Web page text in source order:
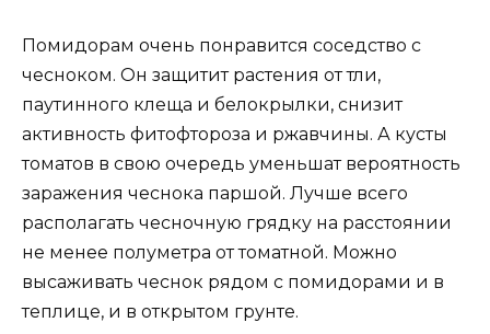
Помидорам очень понравится соседство с
чесноком. Он защитит растения от тли,
паутинного клеща и белокрылки, снизит
активность фитофтороза и ржавчины. А кусты
томатов в свою очередь уменьшат вероятность
заражения чеснока паршой. Лучше всего
располагать чесночную грядку на расстоянии
не менее полуметра от томатной. Можно
высаживать чеснок рядом с помидорами и в
теплице, и в открытом грунте.